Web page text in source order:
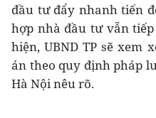
đầu tư đẩy nhanh tiến
hợp nhà đầu tư vẫn
hiện, UBND TP sẽ xem
án theo quy định pháp
Hà Nội nêu rõ.